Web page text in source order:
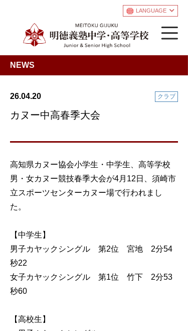
LANGUAGE
NEWS
クラブ
26.04.20
カヌー中高春季大会
高知県カヌー協会小学生・中学生、高等学校
男・女カヌー競技春季大会が4月12日、須崎市
立スポーツセンターカヌー場で行われまし
た。
【中学生】
男子カヤックシングル 第2位 宮地 2分54
秒22
女子カヤックシングル 第1位 竹下 2分53
秒60
【高校生】